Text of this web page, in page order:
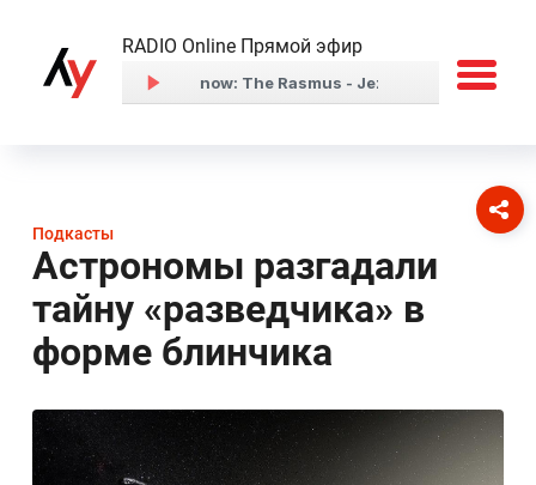
RADIO Online Прямой эфир
Подкасты
Астрономы разгадали
тайну «разведчика» в
форме блинчика